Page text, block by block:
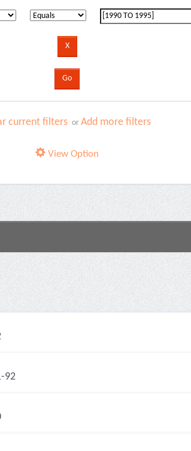
current filters orAdd more filters
View Option
92